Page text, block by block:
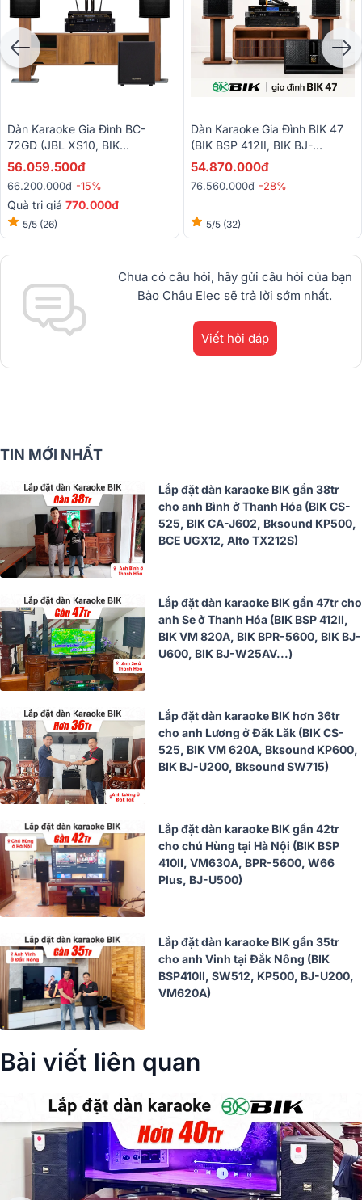
Dàn Karaoke Gia Đình BC-
72GD (JBL XS10, BIK
VM620A, BIK BPR-5800, BIK
56.059.500đ
66.200.000đ -15%
Quà trị giá 770.000đ
5/5 (26)
Dàn Karaoke Gia Đình BIK 47
(BIK BSP 412II, BIK BJ-
W88PLUS, BIK VM830A, BIK
54.870.000đ
76.560.000đ -28%
5/5 (32)
Chưa có câu hỏi, hãy gửi câu hỏi của bạn
Bảo Châu Elec sẽ trả lời sớm nhất.
Viết hỏi đáp
TIN MỚI NHẤT
Lắp đặt dàn karaoke BIK gần 38tr
cho anh Bình ở Thanh Hóa (BIK CS-
525, BIK CA-J602, Bksound KP500,
BCE UGX12, Alto TX212S)
Lắp đặt dàn karaoke BIK gần 47tr cho
anh Se ở Thanh Hóa (BIK BSP 412II,
BIK VM 820A, BIK BPR-5600, BIK BJ-
U600, BIK BJ-W25AV...)
Lắp đặt dàn karaoke BIK hơn 36tr
cho anh Lương ở Đăk Lăk (BIK CS-
525, BIK VM 620A, Bksound KP600,
BIK BJ-U200, Bksound SW715)
Lắp đặt dàn karaoke BIK gần 42tr
cho chú Hùng tại Hà Nội (BIK BSP
410II, VM630A, BPR-5600, W66
Plus, BJ-U500)
Lắp đặt dàn karaoke BIK gần 35tr
cho anh Vinh tại Đắk Nông (BIK
BSP410II, SW512, KP500, BJ-U200,
VM620A)
Bài viết liên quan